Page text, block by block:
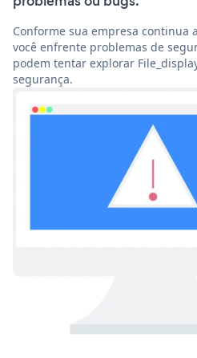
Conforme sua empresa continua
você enfrente problemas de
podem tentar explorar
segurança.